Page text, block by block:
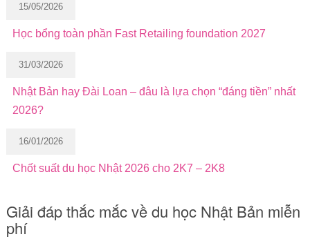
15/05/2026
Học bổng toàn phần Fast Retailing foundation 2027
31/03/2026
Nhật Bản hay Đài Loan – đâu là lựa chọn “đáng tiền” nhất
2026?
16/01/2026
Chốt suất du học Nhật 2026 cho 2K7 – 2K8
Giải đáp thắc mắc về du học Nhật Bản miễn
phí